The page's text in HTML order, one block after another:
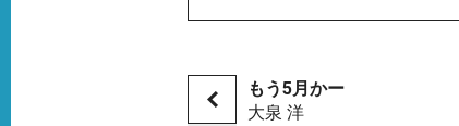
もう5月かー
大泉 洋